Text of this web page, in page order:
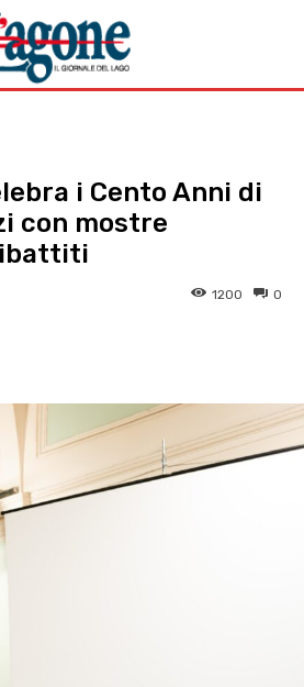
i Cento Anni di
con mostre
0
1200